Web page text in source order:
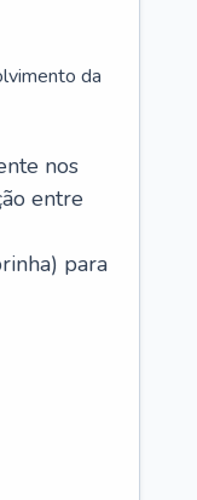
da
nos
entre
para